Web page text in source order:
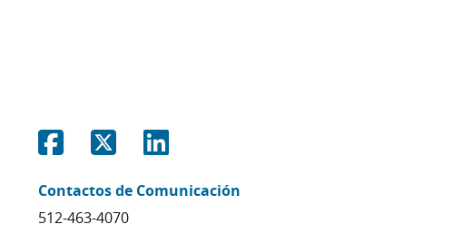
Share on Facebook
Share on Twitter
Contactos de Comunicación
512-463-4070